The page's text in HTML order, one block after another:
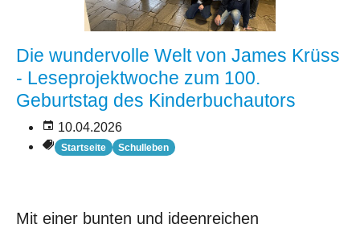
Die wundervolle Welt von James Krüss
- Leseprojektwoche zum 100.
Geburtstag des Kinderbuchautors
10.04.2026
Startseite Schulleben
Mit einer bunten und ideenreichen